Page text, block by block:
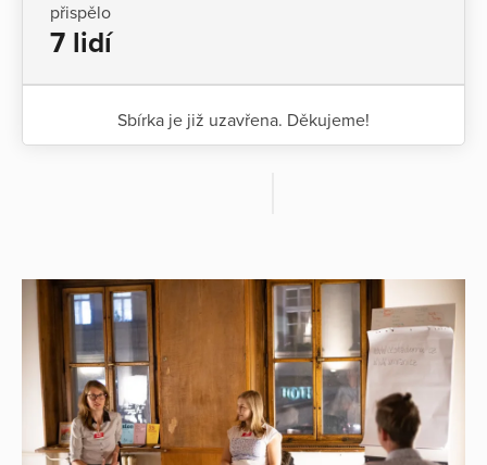
přispělo
7 lidí
Sbírka je již uzavřena. Děkujeme!